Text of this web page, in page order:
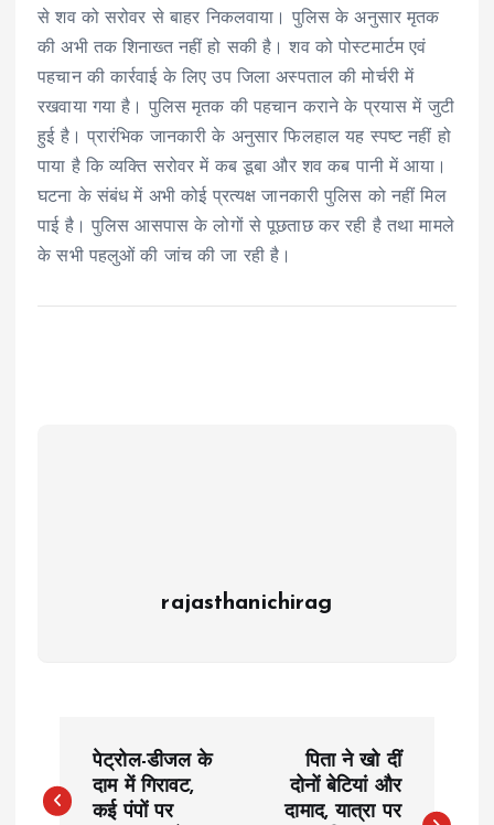
से शव को सरोवर से बाहर निकलवाया। पुलिस के अनुसार मृतक
की अभी तक शिनाख्त नहीं हो सकी है। शव को पोस्टमार्टम एवं
पहचान की कार्रवाई के लिए उप जिला अस्पताल की मोर्चरी में
रखवाया गया है। पुलिस मृतक की पहचान कराने के प्रयास में जुटी
हुई है। प्रारंभिक जानकारी के अनुसार फिलहाल यह स्पष्ट नहीं हो
पाया है कि व्यक्ति सरोवर में कब डूबा और शव कब पानी में आया।
घटना के संबंध में अभी कोई प्रत्यक्ष जानकारी पुलिस को नहीं मिल
पाई है। पुलिस आसपास के लोगों से पूछताछ कर रही है तथा मामले
के सभी पहलुओं की जांच की जा रही है।
rajasthanichirag
o
पेट्रोल-डीजल के
दाम में गिरावट,
कई पंपों पर
पिता ने खो दीं
दोनों बेटियां और
दामाद, यात्रा पर